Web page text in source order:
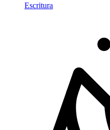
Escritura